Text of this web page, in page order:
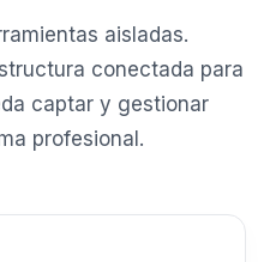
aisladas.
conectada para
captar y gestionar
profesional.